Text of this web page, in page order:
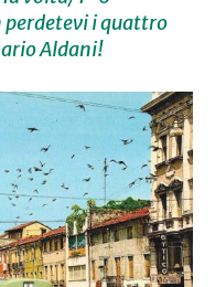
perdetevi i quattro
Aldani!